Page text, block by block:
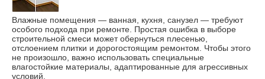
Влажные помещения — ванная, кухня, санузел — требуют
особого подхода при ремонте. Простая ошибка в выборе
строительной смеси может обернуться плесенью,
отслоением плитки и дорогостоящим ремонтом. Чтобы этого
не произошло, важно использовать специальные
влагостойкие материалы, адаптированные для агрессивных
условий.